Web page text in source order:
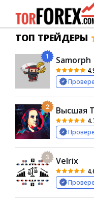
ТОП ТРЕЙДЕРЫ
1 Samorph
2 Высшая
3 Velrix